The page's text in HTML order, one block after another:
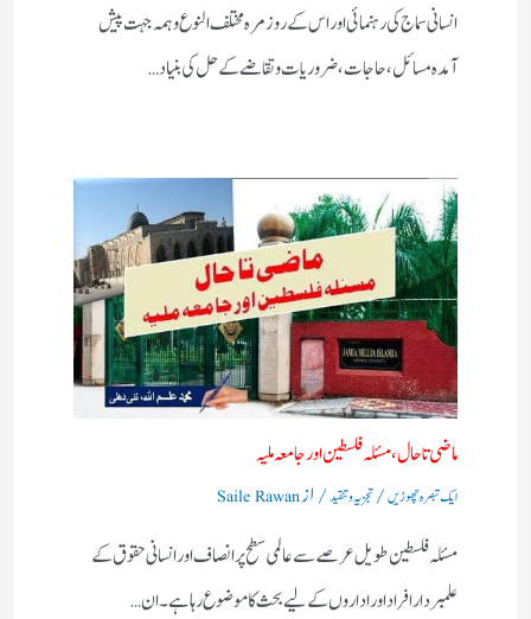
انسانی سماج کی رہنمائی اور اس کے روز مرہ مختلف النوع وہمہ جہت پیش
آمدہ مسائل ، حاجات ، ضروریات وتقاضے کے حل کی بنیاد…
ماضی تا حال، مسئلہ فلسطین اور جامعہ ملیہ
ایک تبصرہ چھوڑیں/تجزیہ و تنقید/ ازSaile Rawan
مسئلہ فلسطین طویل عرصے سے عالمی سطح پر انصاف اور انسانی حقوق کے
علمبردار افراد اور اداروں کے لیے بحث کا موضوع رہا ہے۔ ان…